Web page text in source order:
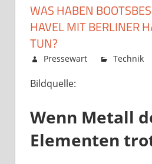
WAS HABEN
HAVEL MIT BERLINER
TUN?
Februar 12, 2026
Pressewart Technik
Bildquelle:
Wenn Metall
Elementen